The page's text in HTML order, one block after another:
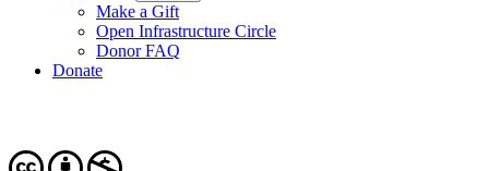
Make a Gift
Open Infrastructure Circle
Donor FAQ
Donate